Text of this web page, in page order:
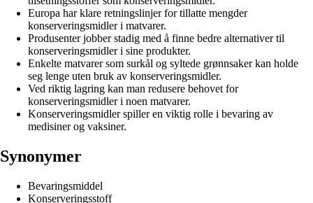
Europa har klare retningslinjer for tillatte mengder
konserveringsmidler i matvarer.
Produsenter jobber stadig med å finne bedre alternativer til
konserveringsmidler i sine produkter.
Enkelte matvarer som surkål og syltede grønnsaker kan holde
seg lenge uten bruk av konserveringsmidler.
Ved riktig lagring kan man redusere behovet for
konserveringsmidler i noen matvarer.
Konserveringsmidler spiller en viktig rolle i bevaring av
medisiner og vaksiner.
Synonymer
Bevaringsmiddel
Konserveringsstoff